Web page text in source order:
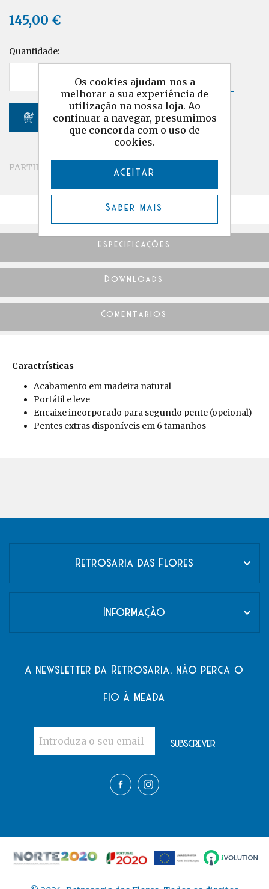
145,00 €
Quantidade:
FABRICANTE:
PARTILHAR
Detalhes
Especificações
Downloads
Comentários
Caractrísticas
Acabamento em madeira natural
Portátil e leve
Encaixe incorporado para segundo pente (opcional)
Pentes extras disponíveis em 6 tamanhos
Retrosaria das Flores
Informação
A newsletter da Retrosaria, não perca o
fio à meada
Os cookies ajudam-nos a
melhorar a sua experiência de
utilização na nossa loja. Ao
continuar a navegar, presumimos
que concorda com o uso de
cookies.
ACEITAR
Saber mais